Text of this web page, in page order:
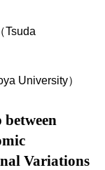
Tsuda
University）
Variations